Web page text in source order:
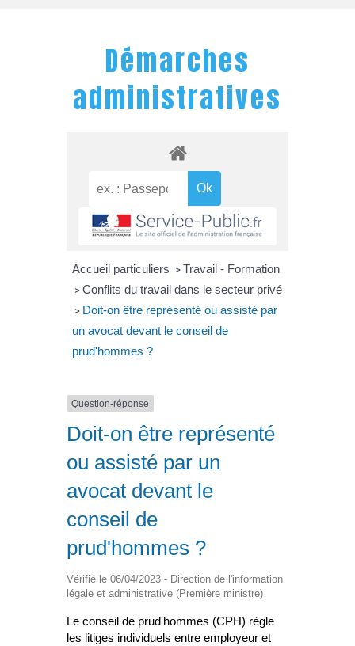
Démarches
administratives
Accueil particuliers > Travail - Formation
> Conflits du travail dans le secteur privé
> Doit-on être représenté ou assisté par
un avocat devant le conseil de
prud'hommes ?
Question-réponse
Doit-on être représenté
ou assisté par un
avocat devant le
conseil de
prud'hommes ?
Vérifié le 06/04/2023 - Direction de l'information
légale et administrative (Première ministre)
Le conseil de prud'hommes (CPH) règle
les litiges individuels entre employeur et